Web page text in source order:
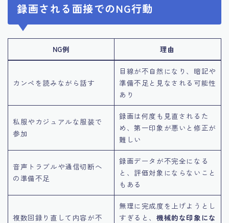
録画される面接でのNG行動
NG例 理由
カンペを読みながら話す
目線が不自然になり、暗記や
準備不足と見なされる可能性
あり
私服やカジュアルな服装で
参加
録画は何度も見直されるた
め、第一印象が悪いと修正が
難しい
音声トラブルや通信切断へ
の準備不足
録画データが不完全になる
と、評価対象にならないこと
もある
複数回録り直して内容が不
無理に完成度を上げようとし
すぎると、 機械的な印象にな